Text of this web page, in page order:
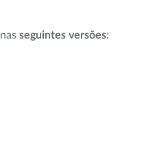
seguintes versões: